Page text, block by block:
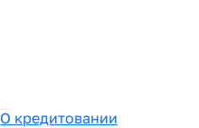
О кредитовании